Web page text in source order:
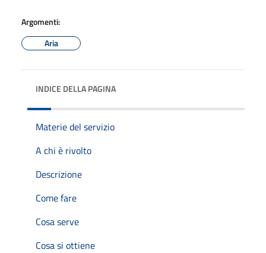
Argomenti:
Aria
INDICE DELLA PAGINA
Materie del servizio
A chi è rivolto
Descrizione
Come fare
Cosa serve
Cosa si ottiene